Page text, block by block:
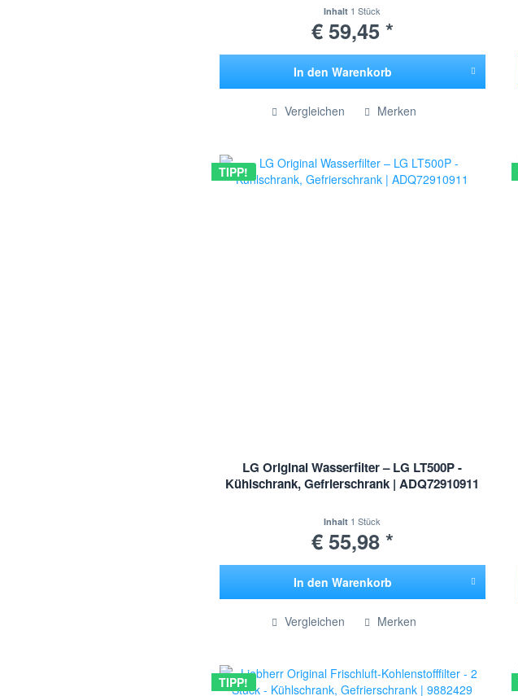
Inhalt 1 Stück
€ 59,45 *
In den Warenkorb
Vergleichen Merken
TIPP!
LG Original Wasserfilter – LG LT500P -
Kühlschrank, Gefrierschrank | ADQ72910911
Inhalt 1 Stück
€ 55,98 *
In den Warenkorb
Hinzugefügt
Vergleichen Merken
TIPP!